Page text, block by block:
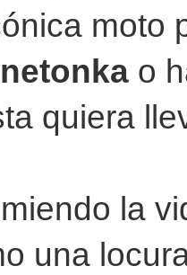
moto
o
quiera
la
una